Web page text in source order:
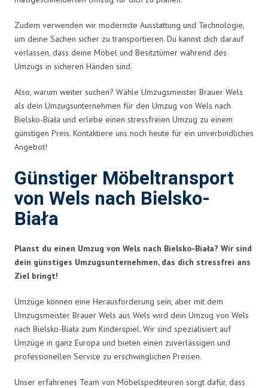
Zudem verwenden wir modernste Ausstattung und Technologie,
um deine Sachen sicher zu transportieren. Du kannst dich darauf
verlassen, dass deine Möbel und Besitztümer während des
Umzugs in sicheren Händen sind.
Also, warum weiter suchen? Wähle Umzugsmeister Brauer Wels
als dein Umzugsunternehmen für den Umzug von Wels nach
Bielsko-Biała und erlebe einen stressfreien Umzug zu einem
günstigen Preis. Kontaktiere uns noch heute für ein unverbindliches
Angebot!
Günstiger Möbeltransport
von Wels nach Bielsko-
Biała
Planst du einen Umzug von Wels nach Bielsko-Biała? Wir sind
dein günstiges Umzugsunternehmen, das dich stressfrei ans
Ziel bringt!
Umzüge können eine Herausforderung sein, aber mit dem
Umzugsmeister Brauer Wels aus Wels wird dein Umzug von Wels
nach Bielsko-Biała zum Kinderspiel. Wir sind spezialisiert auf
Umzüge in ganz Europa und bieten einen zuverlässigen und
professionellen Service zu erschwinglichen Preisen.
Unser erfahrenes Team von Möbelspediteuren sorgt dafür, dass